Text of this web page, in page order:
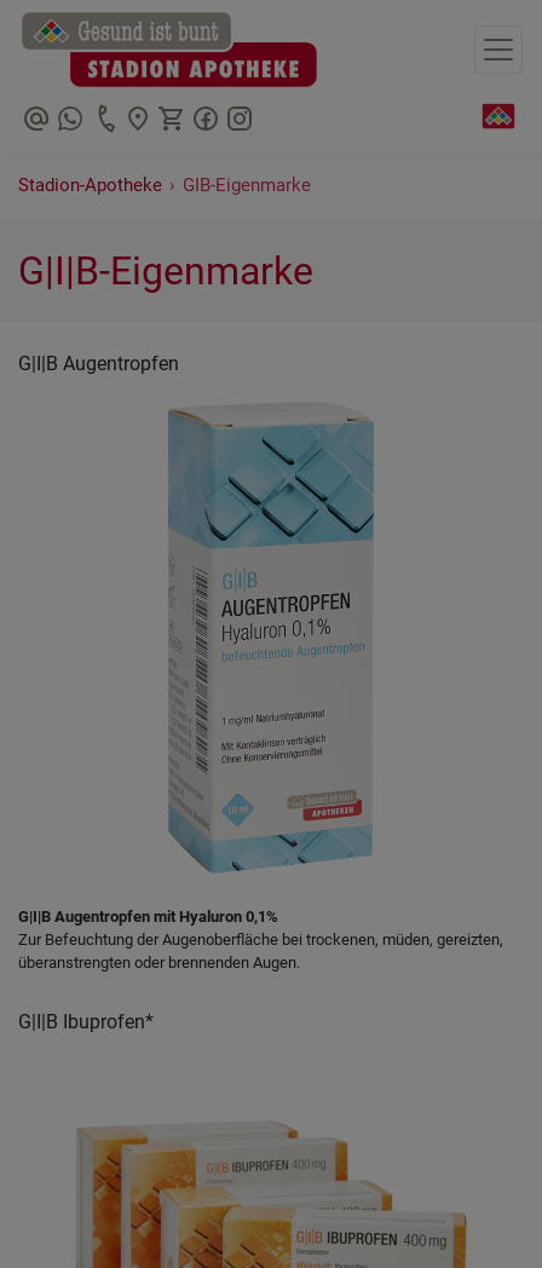
+49369569070
+491783326201
Stadion-Apotheke › GIB-Eigenmarke
G|I|B-Eigenmarke
G|I|B Augentropfen
G|I|B Augentropfen mit Hyaluron 0,1%
Zur Befeuchtung der Augenoberfläche bei trockenen, müden, gereizten,
überanstrengten oder brennenden Augen.
G|I|B Ibuprofen*